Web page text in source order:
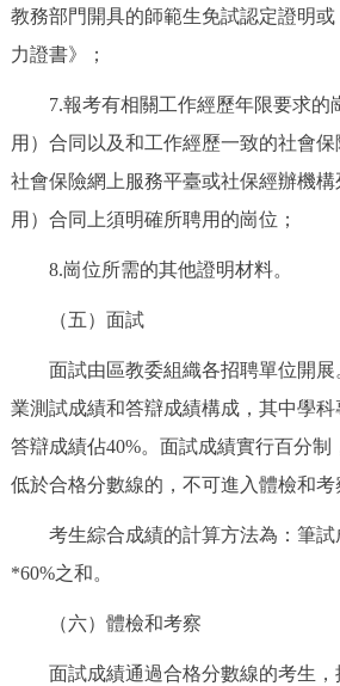
教務部門開具的師範生免試認定證明
力證書》；
7.報考有相關工作經歷年限要求的
用）合同以及和工作經歷一致的社會
社會保險網上服務平臺或社保經辦機
用）合同上須明確所聘用的崗位；
8.崗位所需的其他證明材料。
（五）面試
面試由區教委組織各招聘單位開展
業測試成績和答辯成績構成，其中學科
答辯成績佔40%。面試成績實行百分制
低於合格分數線的，不可進入體檢和考
考生綜合成績的計算方法為：筆試
*60%之和。
（六）體檢和考察
面試成績通過合格分數線的考生，